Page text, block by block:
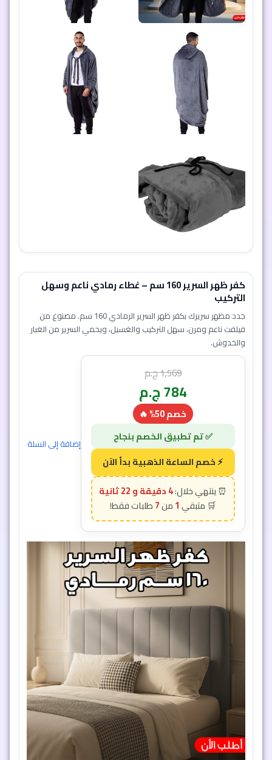
كفر ظهر السرير 160 سم – غطاء رمادي ناعم وسهل
التركيب
جدد مظهر سريرك بكفر ظهر السرير الرمادي 160 سم. مصنوع من
فيلفت ناعم ومرن، سهل التركيب والغسيل، ويحمي السرير من الغبار
والخدوش.
1,569ج.م
784ج.م
خصم 50% 🔥
4 دقيقة و 19 ثانية
1
7
إضافة إلى السلة